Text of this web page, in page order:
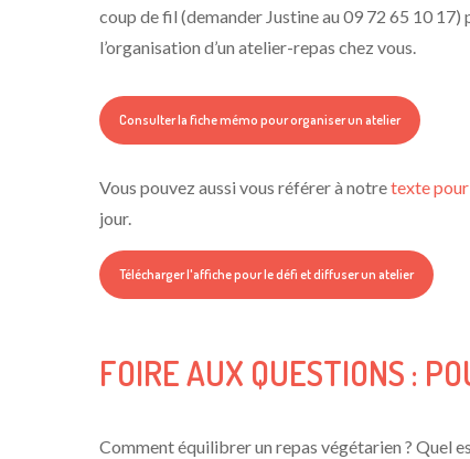
coup de fil (demander Justine au 09 72 65 10 17)
l’organisation d’un atelier-repas chez vous.
Consulter la fiche mémo pour organiser un atelier
Vous pouvez aussi vous référer à notretexte
jour.
Télécharger l'affiche pour le défi et diffuser un atelier
FOIRE AUX QUESTIONS :
Comment équilibrer un repas végétarien ? Quel